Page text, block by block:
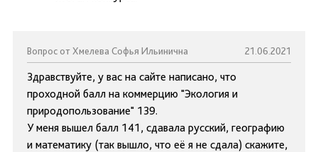
Вопрос от Хмелева Софья Ильинична 21.06.2021
Здравствуйте, у вас на сайте написано, что
проходной балл на коммерцию "Экология и
природопользование" 139.
У меня вышел балл 141, сдавала русский, географию
и математику (так вышло, что её я не сдала) скажите,